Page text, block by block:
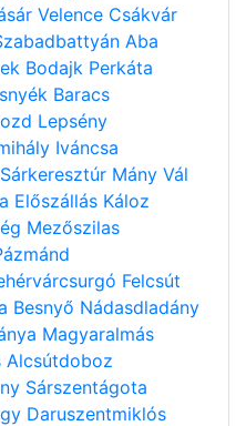
Velence Csákvár
Aba
Bodajk Perkáta
Baracs
Lepsény
Iváncsa
Sárkeresztúr Mány Vál
Előszállás Káloz
Mezőszilas
Felcsút
Besnyő Nádasdladány
Magyaralmás
Alcsútdoboz
Sárszentágota
Daruszentmiklós